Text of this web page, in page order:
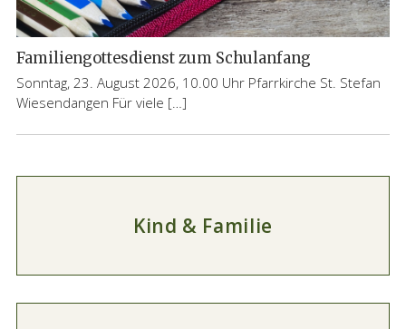
Familiengottesdienst zum Schulanfang
Sonntag, 23. August 2026, 10.00 Uhr Pfarrkirche St. Stefan
Wiesendangen Für viele […]
Kind & Familie